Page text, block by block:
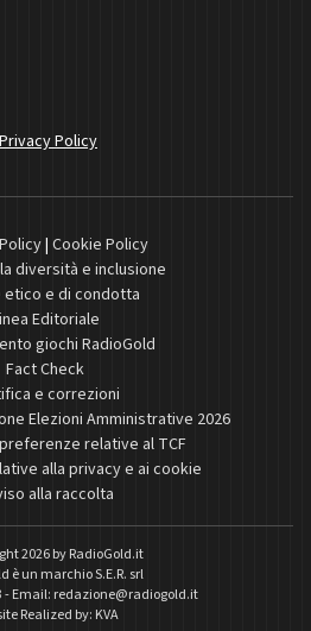
Privacy Policy
| Cookie Policy
diversità e inclusione
etico e di condotta
Editoriale
giochi RadioGold
Fact Check
e correzioni
Elezioni Amministrative 2026
relative al TCF
alla privacy e ai cookie
alla raccolta
2026 byRadioGold.it
è un marchio S.E.R. srl
- Email: redazione@radiogold.it
Realized by: KVA